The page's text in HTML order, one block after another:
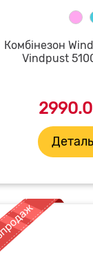
Комбінезон
Vindpust